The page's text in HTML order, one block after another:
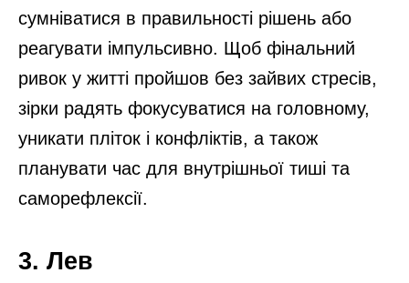
сумніватися в правильності рішень або
реагувати імпульсивно. Щоб фінальний
ривок у житті пройшов без зайвих стресів,
зірки радять фокусуватися на головному,
уникати пліток і конфліктів, а також
планувати час для внутрішньої тиші та
саморефлексії.
3. Лев